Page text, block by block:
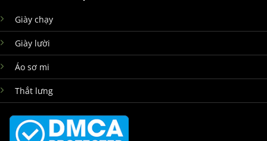
Giày chạy
Giày lười
Áo sơ mi
Thắt lưng